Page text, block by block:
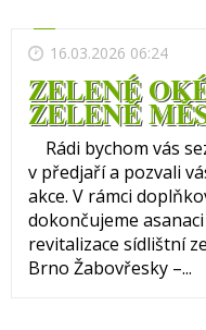
16.03.2026 06:24
ZELENÉ
ZELENĚ
Rádi bychom vás
v předjaří a pozvali
akce. V rámci
dokončujeme
revitalizace sídlištní
Brno Žabovřesky –...